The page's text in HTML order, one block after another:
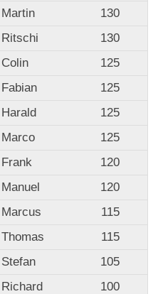
Martin
130
Ritschi
130
Colin
125
Fabian
125
Harald
125
Marco
125
Frank
120
Manuel
120
Marcus
115
Thomas
115
Stefan
105
Richard 100